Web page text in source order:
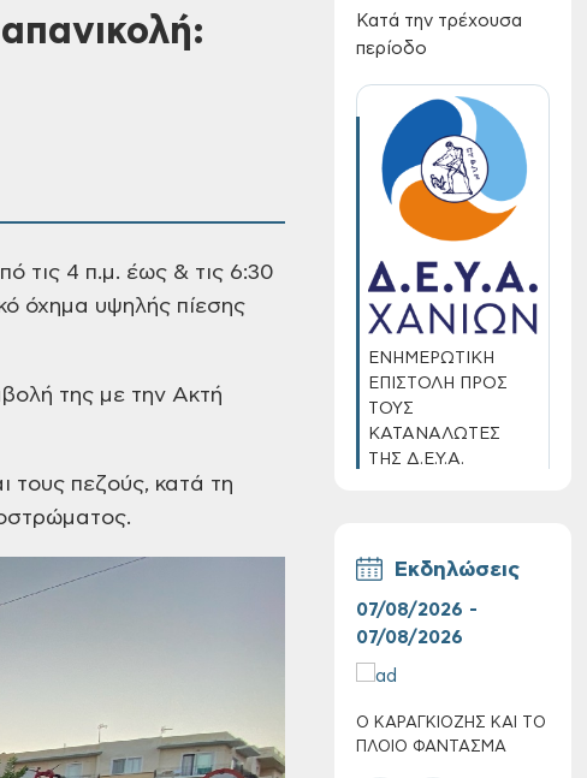
τις 4 π.μ. έως & τις 6:30
όχημα υψηλής πίεσης
της με την Ακτή
τους πεζούς, κατά τη
Κατά την τρέχουσα
περίοδο
ΕΝΗΜΕΡΩΤΙΚΗ
ΕΠΙΣΤΟΛΗ ΠΡΟΣ
ΤΟΥΣ
ΚΑΤΑΝΑΛΩΤΕΣ
ΤΗΣ Δ.Ε.Υ.Α.
Πολύ Υψηλός
Εκδηλώσεις
07/08/2026 -
07/08/2026
Ο ΚΑΡΑΓΚΙΟΖΗΣ ΚΑΙ ΤΟ
ΠΛΟΙΟ ΦΑΝΤΑΣΜΑ